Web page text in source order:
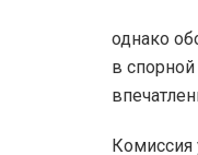
однако
в
Комиссия